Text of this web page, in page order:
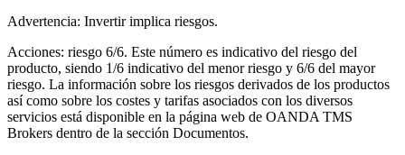
Advertencia: Invertir implica riesgos.
Acciones: riesgo 6/6. Este número es indicativo del riesgo del
producto, siendo 1/6 indicativo del menor riesgo y 6/6 del mayor
riesgo. La información sobre los riesgos derivados de los productos
así como sobre los costes y tarifas asociados con los diversos
servicios está disponible en la página web de OANDA TMS
Brokers dentro de la sección Documentos.